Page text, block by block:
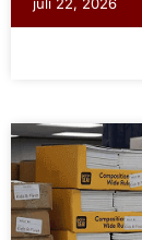
juli 22, 2026